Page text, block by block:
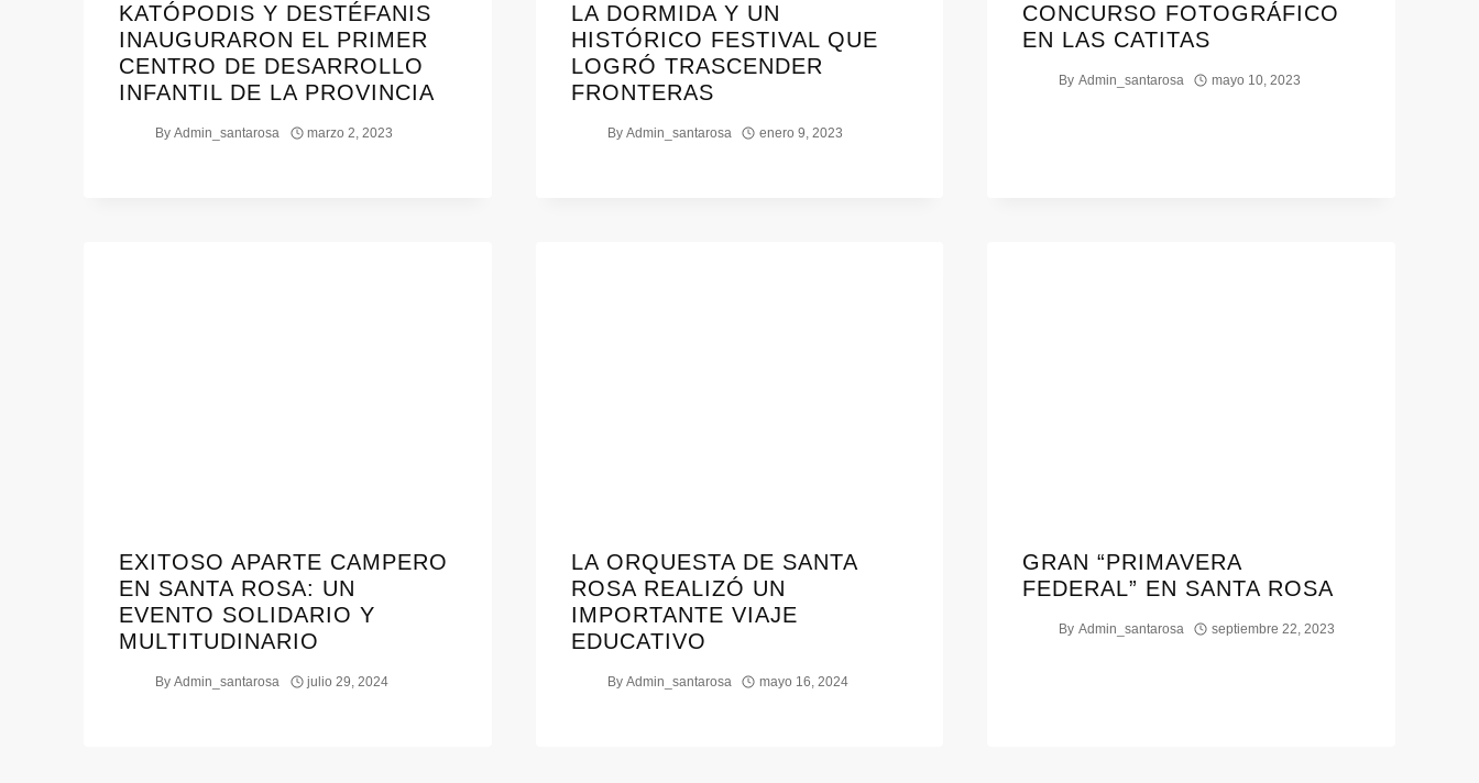
KATÓPODIS Y DESTÉFANIS
INAUGURARON EL PRIMER
CENTRO DE DESARROLLO
INFANTIL DE LA PROVINCIA
By Admin_santarosa marzo 2, 2023
LA DORMIDA Y UN
HISTÓRICO FESTIVAL QUE
LOGRÓ TRASCENDER
FRONTERAS
By Admin_santarosa enero 9, 2023
CONCURSO FOTOGRÁFICO
EN LAS CATITAS
By Admin_santarosa mayo 10, 2023
EXITOSO APARTE CAMPERO
EN SANTA ROSA: UN
EVENTO SOLIDARIO Y
MULTITUDINARIO
By Admin_santarosa julio 29, 2024
LA ORQUESTA DE SANTA
ROSA REALIZÓ UN
IMPORTANTE VIAJE
EDUCATIVO
By Admin_santarosa mayo 16, 2024
GRAN “PRIMAVERA
FEDERAL” EN SANTA ROSA
By Admin_santarosa septiembre 22, 2023